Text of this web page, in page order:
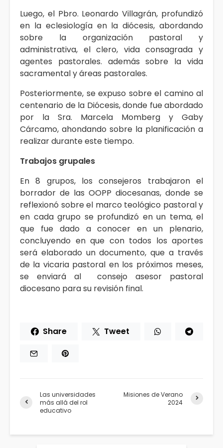
Luego, el Pbro. Leonardo Villagrán, profundizó
en la eclesiología en la diócesis, abordando
sobre la organización pastoral y
administrativa, el clero, vida consagrada y
agentes pastorales. además sobre la vida
sacramental y áreas pastorales.
Posteriormente, se expuso sobre el camino al
centenario de la Diócesis, donde fue abordado
por la Sra. Marcela Momberg y Gaby
Cárcamo, ahondando sobre la planificación a
realizar durante este tiempo.
Trabajos grupales
En 8 grupos, los consejeros trabajaron el
borrador de las OOPP diocesanas, donde se
reflexionó sobre el marco teológico pastoral y
en cada grupo se profundizó en un tema, el
que fue dado a conocer en un plenario,
concluyendo en que con todos los aportes
será elaborado un documento, que a través
de la vicaria pastoral en los próximos meses,
se enviará al consejo asesor pastoral
diocesano para su revisión final.
Share Tweet
Las universidades
más allá del rol
educativo
Misiones de Verano
2024